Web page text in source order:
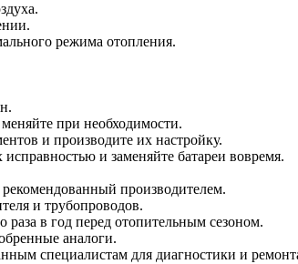
режима отопления.
при необходимости.
и производите их настройку.
и заменяйте батареи вовремя.
производителем.
и трубопроводов.
в год перед отопительным сезоном.
аналоги.
специалистам для диагностики и